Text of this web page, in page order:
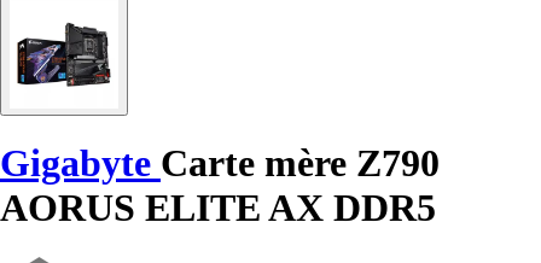
Gigabyte Carte mère Z790
AORUS ELITE AX DDR5